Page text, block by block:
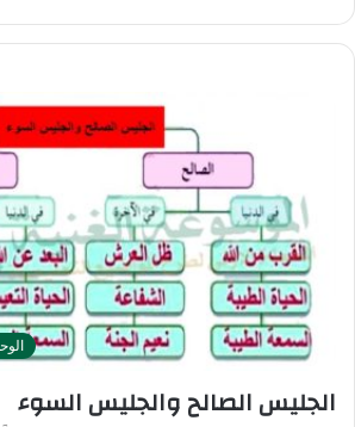
الجليس الصالح والجليس السوء